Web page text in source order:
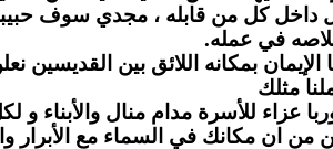
داخل كل من قابله ، مجدي سوف
في عمله.
بمكانه اللائق بين القديسين
مثلك
عزاء للأسرة مدام منال والأبناء و
من ان مكانك في السماء مع الأبرار